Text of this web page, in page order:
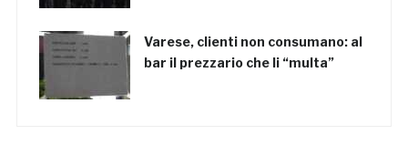
Varese, clienti non consumano: al
bar il prezzario che li “multa”